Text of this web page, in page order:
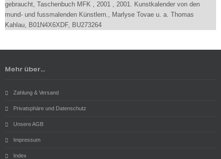
gebraucht, Taschenbuch MFK , 2001 , 2001. Kunstkalender von den
mund- und fussmalenden Künstlern., Marlyse Tovae u. a. Thomas
Kahlau, B01N4X6XDF, BU273264
Mehr über...
Zahlung & Versand
Privatsphäre und Datenschutz
Unsere AGB
Impressum
Index